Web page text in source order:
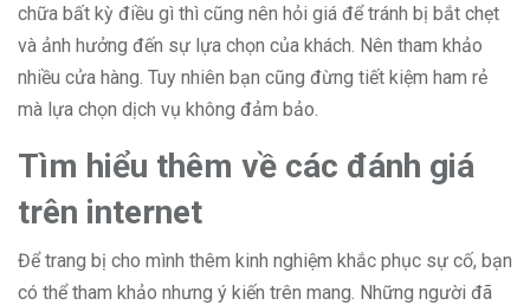
chữa bất kỳ điều gì thì cũng nên hỏi giá để tránh bị bắt chẹt
và ảnh hưởng đến sự lựa chọn của khách. Nên tham khảo
nhiều cửa hàng. Tuy nhiên bạn cũng đừng tiết kiệm ham rẻ
mà lựa chọn dịch vụ không đảm bảo.
Tìm hiểu thêm về các đánh giá
trên internet
Để trang bị cho mình thêm kinh nghiệm khắc phục sự cố, bạn
có thể tham khảo nhưng ý kiến trên mang. Những người đã